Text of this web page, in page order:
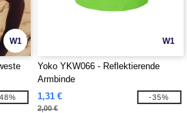
W1 W1
Yoko YKW066 - Reflektierende
Armbinde
1,31 €
2,00 €
-35%